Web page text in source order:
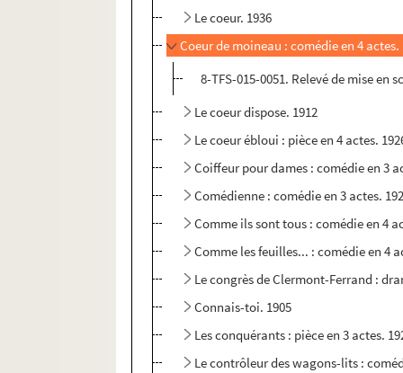
Le coeur. 1936
Coeur de moineau : comédie en 4 actes.
8-TFS-015-0051. Relevé de mise en
Le coeur dispose. 1912
Le coeur ébloui : pièce en 4 actes.
Coiffeur pour dames : comédie en 3
Comédienne : comédie en 3 actes.
Comme ils sont tous : comédie en 4
Comme les feuilles... : comédie en 4
Le congrès de Clermont-Ferrand :
Connais-toi. 1905
Les conquérants : pièce en 3 actes.
Le contrôleur des wagons-lits :